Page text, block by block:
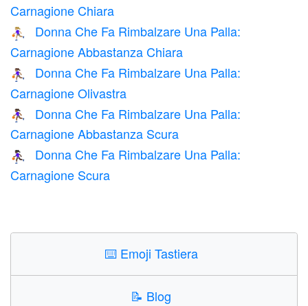
Carnagione Chiara
⛹🏼‍♀️
Donna Che Fa Rimbalzare Una Palla:
Carnagione Abbastanza Chiara
⛹🏽‍♀️
Donna Che Fa Rimbalzare Una Palla:
Carnagione Olivastra
⛹🏾‍♀️
Donna Che Fa Rimbalzare Una Palla:
Carnagione Abbastanza Scura
⛹🏿‍♀️
Donna Che Fa Rimbalzare Una Palla:
Carnagione Scura
⌨️ Emoji Tastiera
📝 Blog